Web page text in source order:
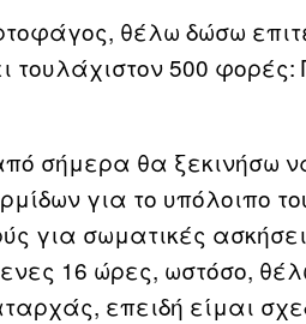
θέλω δώσω
τουλάχιστον 500 φορές:
σήμερα θα ξεκινήσω
για το υπόλοιπο
για σωματικές
16 ώρες, ωστόσο,
επειδή είμαι